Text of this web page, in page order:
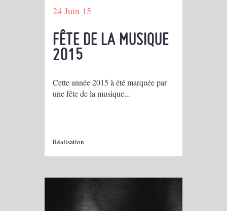
24 Juin 15
FÊTE DE LA MUSIQUE
2015
Cette année 2015 à été marquée par
une fête de la musique...
Réalisation